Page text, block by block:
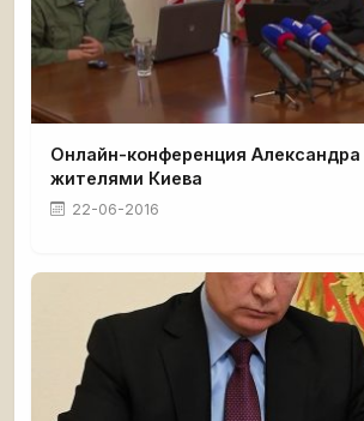
Онлайн-конференция Александра
жителями Киева
22-06-2016